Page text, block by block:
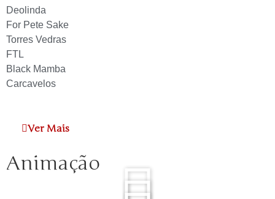
Deolinda
For Pete Sake
Torres Vedras
FTL
Black Mamba
Carcavelos
Ver Mais
Animação